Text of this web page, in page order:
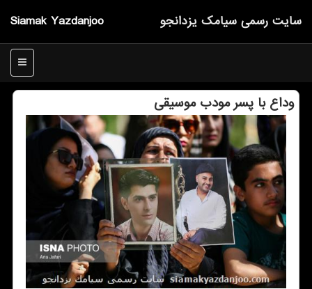
Siamak Yazdanjoo سایت رسمی سیامك یزدانجو
منو
وداع با پسر مودب موسیقی